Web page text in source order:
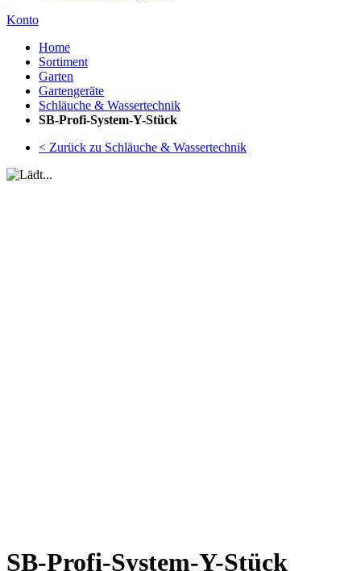
Konto
Home
Sortiment
Garten
Gartengeräte
Schläuche & Wassertechnik
SB-Profi-System-Y-Stück
< Zurück zu Schläuche & Wassertechnik
SB-Profi-System-Y-Stück